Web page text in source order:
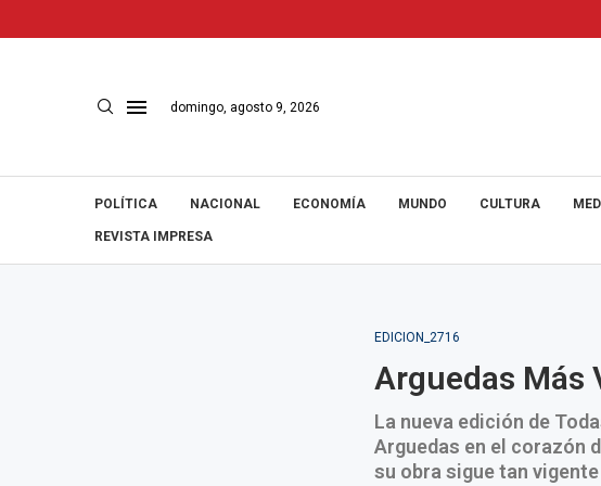
domingo, agosto 9, 2026
POLÍTICA NACIONAL ECONOMÍA MUNDO CULTURA
REVISTA IMPRESA
EDICION_2716
Arguedas Más
La nueva edición de
Arguedas en el corazón
su obra sigue tan